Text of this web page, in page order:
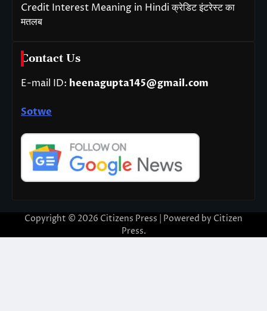
Credit Interest Meaning in Hindi क्रेडिट इंटरेस्ट का
मतलब
Contact Us
E-mail ID: heenagupta145@gmail.com
Sotwe
Copyright © 2026 Citizens Press | Powered by Citizen
Press.